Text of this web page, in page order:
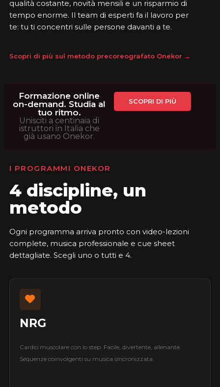
qualità costante, novità mensili e un risparmio di
tempo enorme. Il team di esperti fa il lavoro per
te: tu ti concentri sulle persone davanti a te.
Scopri di più sul metodo precoreografato Onekor →
Formazione online
on-demand. Studia al
tuo ritmo.
Unisciti a centinaia di
istruttori in Italia che
già usano Onekor.
SCOPRI DI PIÙ
I PROGRAMMI ONEKOR
4 discipline, un
metodo
Ogni programma arriva pronto con video-lezioni
complete, musica professionale e cue sheet
dettagliate. Scegli uno o tutti e 4.
NRG
Cardio muscolare con lo step. Facile, divertente, allenante.
Sequenze coinvolgenti su musica sincronizzata.